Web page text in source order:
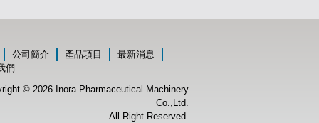
公司簡介 產品項目
最新消息
們
© 2026 Inora Pharmaceutical Machinery
Co.,Ltd.
All Right Reserved.